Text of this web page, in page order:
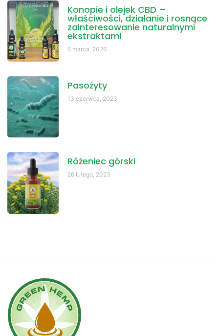
Konopie i olejek CBD –
właściwości, działanie i rosnące
zainteresowanie naturalnymi
ekstraktami
5 marca, 2026
Pasożyty
13 czerwca, 2023
Różeniec górski
26 lutego, 2023